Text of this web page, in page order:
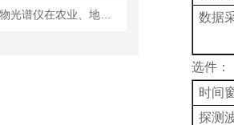
数据
选件：
时间
探测